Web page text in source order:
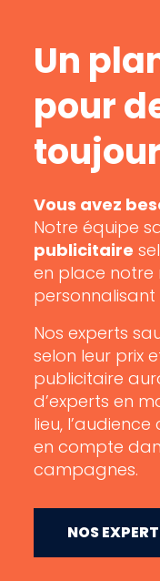
Un
pour
Vous avez
Notre équipe
publicitaire
en place notre
Nos experts
selon leur prix
publicitaire
d’experts en
lieu,
en compte
campagnes.
NOS